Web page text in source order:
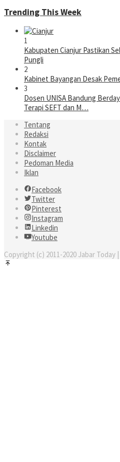
Trending This Week
1
Kabupaten Cianjur Pastikan
Pungli
2
Kabinet Bayangan Desak
3
Dosen UNISA Bandung
Terapi SEFT dan M…
Tentang
Redaksi
Kontak
Disclaimer
Pedoman Media
Iklan
Facebook
Twitter
Pinterest
Instagram
Linkedin
Youtube
Copyright (c) 2011-2020 Jabar